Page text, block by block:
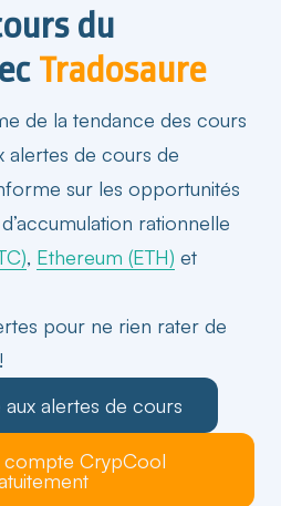
du
Tradosaure
de la tendance des cours
alertes de cours de
sur les opportunités
rationnelle
, Ethereum (ETH) et
pour ne rien rater de
alertes de cours
CrypCool